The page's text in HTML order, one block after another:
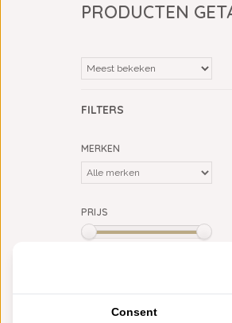
PRODUCTEN
FILTERS
MERKEN
PRIJS
groen(1)
Consent